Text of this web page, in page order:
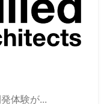
体験が...